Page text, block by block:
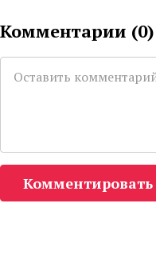
Комментарии (0)
Комментировать